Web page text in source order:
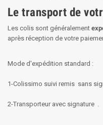
Le transport de
Les colis sont généralement
après réception de votre
Mode d'expédition standard :
1-Colissimo suivi remis sans
2-Transporteur avec signature .